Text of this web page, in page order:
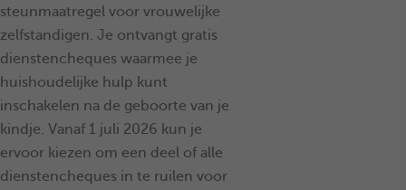
steunmaatregel voor vrouwelijke
zelfstandigen. Je ontvangt gratis
dienstencheques waarmee je
huishoudelijke hulp kunt
inschakelen na de geboorte van je
kindje. Vanaf 1 juli 2026 kun je
ervoor kiezen om een deel of alle
dienstencheques in te ruilen voor